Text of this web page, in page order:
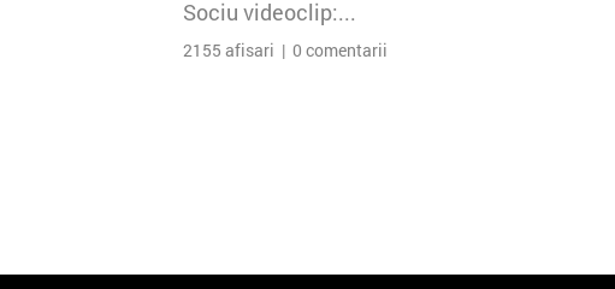
Sociu videoclip:...
2155 afisari | 0 comentarii